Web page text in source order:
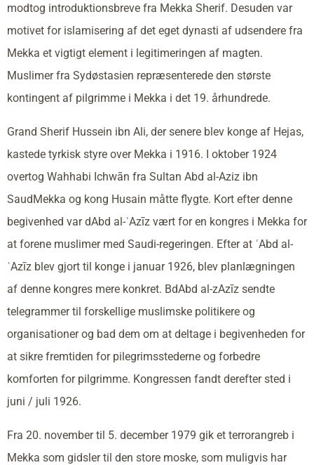
modtog introduktionsbreve fra Mekka Sherif. Desuden var
motivet for islamisering af det eget dynasti af udsendere fra
Mekka et vigtigt element i legitimeringen af magten.
Muslimer fra Sydøstasien repræsenterede den største
kontingent af pilgrimme i Mekka i det 19. århundrede.
Grand Sherif Hussein ibn Ali, der senere blev konge af Hejas,
kastede tyrkisk styre over Mekka i 1916. I oktober 1924
overtog Wahhabi Ichwān fra Sultan Abd al-Aziz ibn
SaudMekka og kong Husain måtte flygte. Kort efter denne
begivenhed var dAbd al-ʿAzīz vært for en kongres i Mekka for
at forene muslimer med Saudi-regeringen. Efter at ʿAbd al-
ʿAzīz blev gjort til konge i januar 1926, blev planlægningen
af denne kongres mere konkret. BdAbd al-zAzīz sendte
telegrammer til forskellige muslimske politikere og
organisationer og bad dem om at deltage i begivenheden for
at sikre fremtiden for pilegrimsstederne og forbedre
komforten for pilgrimme. Kongressen fandt derefter sted i
juni / juli 1926.
Fra 20. november til 5. december 1979 gik et terrorangreb i
Mekka som gidsler til den store moske, som muligvis har